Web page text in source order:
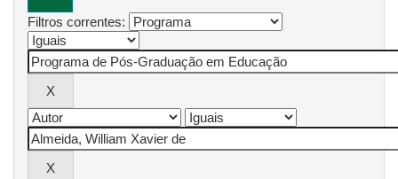
Filtros correntes: